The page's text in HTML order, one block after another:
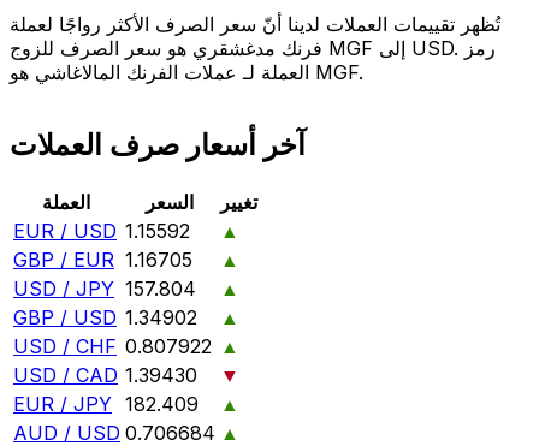
تُظهر تقييمات العملات لدينا أنّ سعر الصرف الأكثر رواجًا لعملة
فرنك مدغشقري هو سعر الصرف للزوج MGF إلى USD. رمز
العملة لـ عملات الفرنك المالاغاشي هو MGF.
آخر أسعار صرف العملات
العملة السعر
تغيير
EUR / USD 1.15592
▲
GBP / EUR 1.16705
▲
USD / JPY 157.804
▲
GBP / USD 1.34902
▲
USD / CHF 0.807922 ▲
USD / CAD 1.39430
▼
EUR / JPY 182.409
▲
AUD / USD 0.706684 ▲